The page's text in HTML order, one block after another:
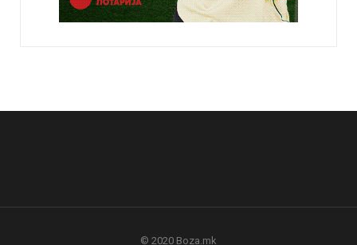
© 2020 Boza.mk